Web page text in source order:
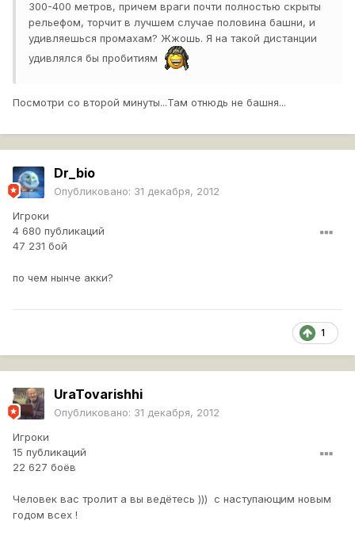
300-400 метров, причем враги почти полностью скрыты
рельефом, торчит в лучшем случае половина башни, и
удивляешься промахам? Жжошь. Я на такой дистанции
удивлялся бы пробитиям
Посмотри со второй минуты...Там отнюдь не башня...
Dr_bio
Опубликовано: 31 декабря, 2012
Игроки
4 680 публикаций
47 231 бой
по чем нынче акки?
1
UraTovarishhi
Опубликовано: 31 декабря, 2012
Игроки
15 публикаций
22 627 боёв
Человек вас тролит а вы ведётесь ))) с наступающим новым
годом всех !